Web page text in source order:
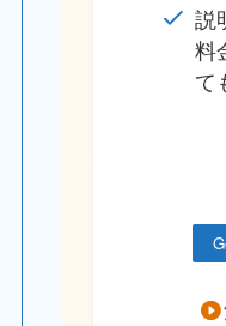
説
料
て